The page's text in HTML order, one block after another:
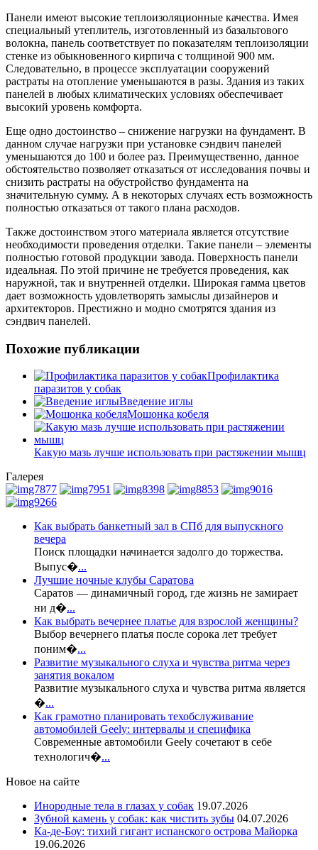
Панели имеют высокие теплоизоляционные качества. Имея
специальный утеплитель, изготовленный из базальтового
волокна, панель соответствует по показателям теплоизоляции
стенке из обыкновенного кирпича с толщиной 900 мм.
Следовательно, в процессе эксплуатации сооружений
растраты на отопление уменьшаются в разы. Здания из таких
панелей в любых климатических условиях обеспечивает
высокий уровень комфорта.
Еще одно достоинство – снижение нагрузки на фундамент. В
данном случае нагрузки при установке сэндвич панелей
уменьшаются до 100 и более раз. Преимущественно, данное
обстоятельство позволяет отказаться от исследования почвы и
снизить растраты на обустройство фундамента на
значительную сумму. А в некоторых случаях есть возможность
полностью отказаться от такого плана расходов.
Также достоинством этого материала является отсутствие
необходимости проведения отделки. Такие панели – элементы
полностью готовой продукции завода. Поверхность панели
идеальная. По этой причине не требуется проведения, как
наружной, так и внутренней отделки. Широкая гамма цветов
дает возможность удовлетворять замыслы дизайнеров и
архитекторов. Престижно и модно смотрятся здания из
сэндвич панелей.
Похожие публикации
Профилактика
паразитов у собак
Введение иглы
Мошонка кобеля
Какую мазь лучше использовать при растяжении мышц
Галерея
Как выбрать банкетный зал в СПб для выпускного
вечера
Поиск площадки начинается задолго до торжества.
Выпус�...
Лучшие ночные клубы Саратова
Саратов — динамичный город, где жизнь не замирает
ни д�...
Как выбрать вечернее платье для взрослой женщины?
Выбор вечернего платья после сорока лет требует
поним�...
Развитие музыкального слуха и чувства ритма через
занятия вокалом
Развитие музыкального слуха и чувства ритма является
�...
Как грамотно планировать техобслуживание
автомобилей Geely: интервалы и специфика
Современные автомобили Geely сочетают в себе
технологич�...
Новое на сайте
Инородные тела в глазах у собак 19.07.2026
Зубной камень у собак: как чистить зубы 04.07.2026
Ка-де-Боу: тихий гигант испанского острова Майорка
19.06.2026